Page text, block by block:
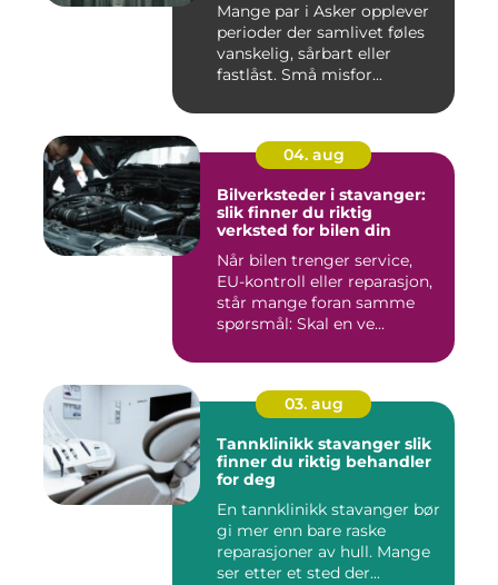
Mange par i Asker opplever
perioder der samlivet føles
vanskelig, sårbart eller
fastlåst. Små misfor...
04. aug
Bilverksteder i stavanger:
slik finner du riktig
verksted for bilen din
Når bilen trenger service,
EU-kontroll eller reparasjon,
står mange foran samme
spørsmål: Skal en ve...
03. aug
Tannklinikk stavanger slik
finner du riktig behandler
for deg
En tannklinikk stavanger bør
gi mer enn bare raske
reparasjoner av hull. Mange
ser etter et sted der...